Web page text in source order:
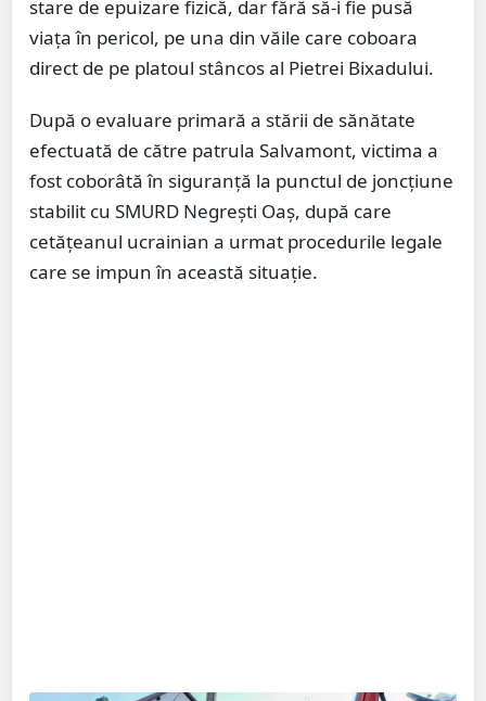
stare de epuizare fizică, dar fără să-i fie pusă
viața în pericol, pe una din văile care coboara
direct de pe platoul stâncos al Pietrei Bixadului.
După o evaluare primară a stării de sănătate
efectuată de către patrula Salvamont, victima a
fost coborâtă în siguranță la punctul de joncțiune
stabilit cu SMURD Negrești Oaș, după care
cetățeanul ucrainian a urmat procedurile legale
care se impun în această situație.